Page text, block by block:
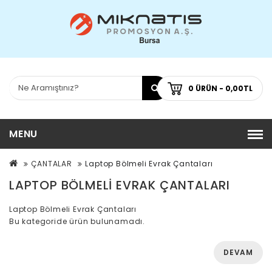
0 ÜRÜN - 0,00TL
MENU
ÇANTALAR Laptop Bölmeli Evrak Çantaları
LAPTOP BÖLMELI EVRAK ÇANTALARI
Laptop Bölmeli Evrak Çantaları
Bu kategoride ürün bulunamadı.
DEVAM